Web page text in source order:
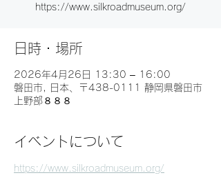
https://www.silkroadmuseum.org/
日時・場所
2026年4月26日 13:30 – 16:00
磐田市, 日本、〒438-0111 静岡県磐田市
上野部８８８
イベントについて
https://www.silkroadmuseum.org/